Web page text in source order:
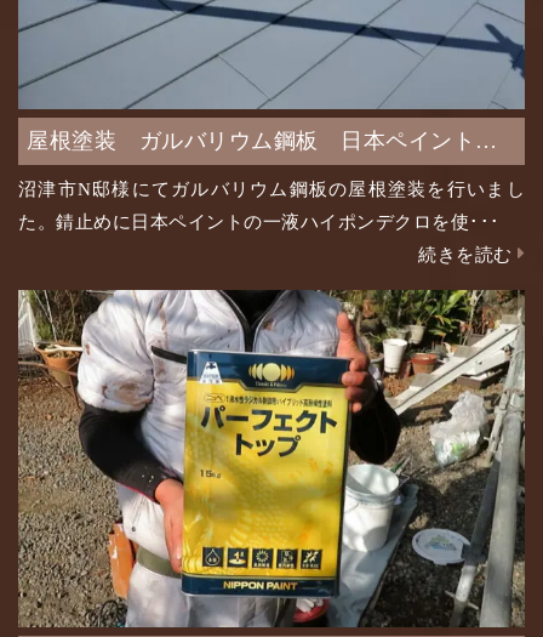
屋根塗装 ガルバリウム鋼板 日本ペイント
シリコンルーフⅡ
沼津市N邸様にてガルバリウム鋼板の屋根塗装を行いまし
た。錆止めに日本ペイントの一液ハイポンデクロを使･･･
続きを読む